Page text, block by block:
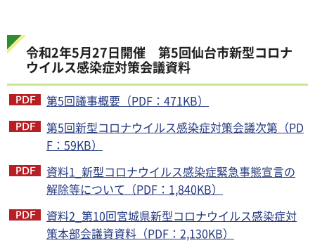
令和2年5月27日開催 第5回仙台市新型コロナ
ウイルス感染症対策会議資料
第5回議事概要（PDF：471KB）
第5回新型コロナウイルス感染症対策会議次第（PD
F：59KB）
資料1_新型コロナウイルス感染症緊急事態宣言の
解除等について（PDF：1,840KB）
資料2_第10回宮城県新型コロナウイルス感染症対
策本部会議資資料（PDF：2,130KB）